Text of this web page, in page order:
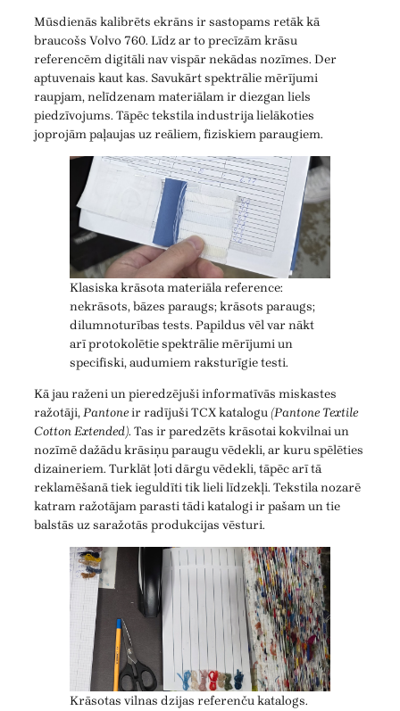
Mūsdienās kalibrēts ekrāns ir sastopams retāk kā
braucošs Volvo 760. Līdz ar to precīzām krāsu
referencēm digitāli nav vispār nekādas nozīmes. Der
aptuvenais kaut kas. Savukārt spektrālie mērījumi
raupjam, nelīdzenam materiālam ir diezgan liels
piedzīvojums. Tāpēc tekstila industrija lielākoties
joprojām paļaujas uz reāliem, fiziskiem paraugiem.
Klasiska krāsota materiāla reference:
nekrāsots, bāzes paraugs; krāsots paraugs;
dilumnoturības tests. Papildus vēl var nākt
arī protokolētie spektrālie mērījumi un
specifiski, audumiem raksturīgie testi.
Kā jau raženi un pieredzējuši informatīvās miskastes
ražotāji,Pantoneir radījuši TCX katalogu (Pantone Textile
Cotton Extended). Tas ir paredzēts krāsotai kokvilnai un
nozīmē dažādu krāsiņu paraugu vēdekli, ar kuru spēlēties
dizaineriem. Turklāt ļoti dārgu vēdekli, tāpēc arī tā
reklamēšanā tiek ieguldīti tik lieli līdzekļi. Tekstila nozarē
katram ražotājam parasti tādi katalogi ir pašam un tie
balstās uz saražotās produkcijas vēsturi.
Krāsotas vilnas dzijas referenču katalogs.